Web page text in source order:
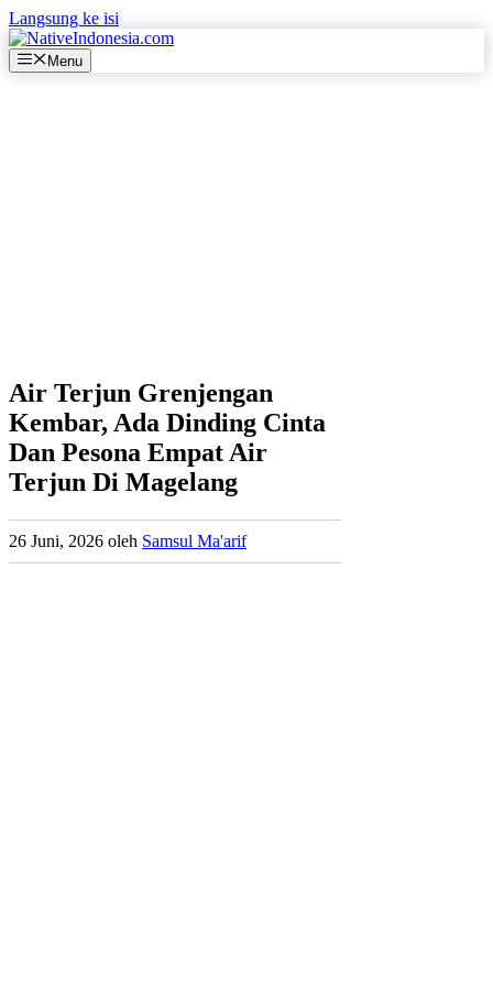
Langsung ke isi
Menu
Air Terjun Grenjengan
Kembar, Ada Dinding Cinta
Dan Pesona Empat Air
Terjun Di Magelang
26 Juni, 2026 oleh Samsul Ma'arif